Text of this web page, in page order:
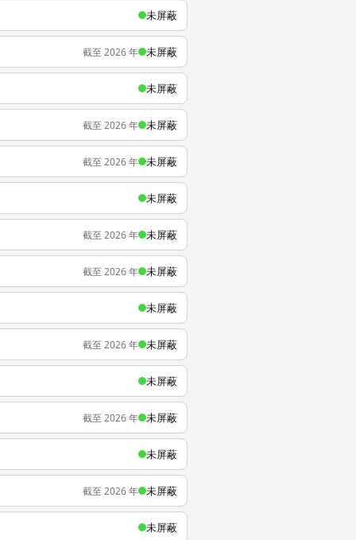
未屏蔽
截至 2026 年 未屏蔽
未屏蔽
截至 2026 年 未屏蔽
截至 2026 年 未屏蔽
未屏蔽
截至 2026 年 未屏蔽
截至 2026 年 未屏蔽
未屏蔽
截至 2026 年 未屏蔽
未屏蔽
截至 2026 年 未屏蔽
未屏蔽
截至 2026 年 未屏蔽
未屏蔽